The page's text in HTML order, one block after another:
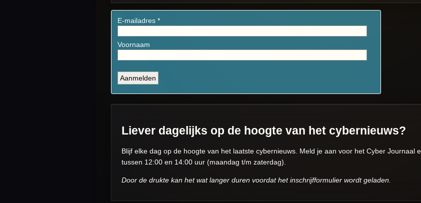
Liever dagelijks op de hoogte van het cybernieuws?
Blijf elke dag op de hoogte van het laatste cybernieuws. Meld je aan voor het Cyber Journaal
tussen 12:00 en 14:00 uur (maandag t/m zaterdag).
Door de drukte kan het wat langer duren voordat het inschrijfformulier wordt geladen.